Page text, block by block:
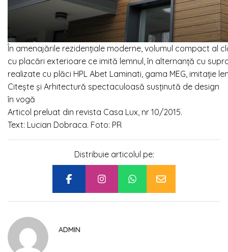
În amenajările rezidențiale moderne, volumul compact al
cu placări exterioare ce imită lemnul, în alternanță cu
realizate cu plăci HPL Abet Laminati, gama MEG, imitație
Citește și Arhitectură spectaculoasă susținută de design
în vogă
Articol preluat din revista Casa Lux, nr 10/2015.
Text: Lucian Dobraca. Foto: PR
Distribuie articolul pe:
ADMIN